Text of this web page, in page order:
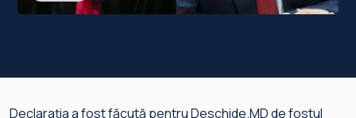
Declarația a fost făcută pentru Deschide.MD de fostul